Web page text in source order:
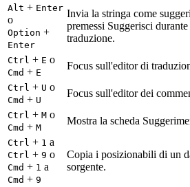
Alt + Enter
o
Option +
Enter
Invia la stringa come
premessi Suggerisci
traduzione.
Ctrl + E o
Cmd + E
Focus sull'editor di
Ctrl + U o
Cmd + U
Focus sull'editor dei
Ctrl + M o
Cmd + M
Mostra la scheda
Ctrl + 1 a
Ctrl + 9 o
Cmd + 1 a
Cmd + 9
Copia i posizionabili di un
sorgente.